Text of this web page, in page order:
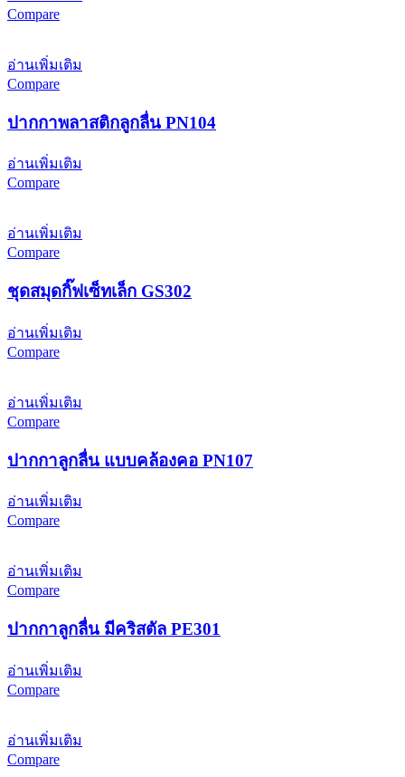
Compare
อ่านเพิ่มเติม
Compare
ปากกาพลาสติกลูกลื่น PN104
อ่านเพิ่มเติม
Compare
อ่านเพิ่มเติม
Compare
ชุดสมุดกิ๊ฟเซ็ทเล็ก GS302
อ่านเพิ่มเติม
Compare
อ่านเพิ่มเติม
Compare
ปากกาลูกลื่น แบบคล้องคอ PN107
อ่านเพิ่มเติม
Compare
อ่านเพิ่มเติม
Compare
ปากกาลูกลื่น มีคริสตัล PE301
อ่านเพิ่มเติม
Compare
อ่านเพิ่มเติม
Compare